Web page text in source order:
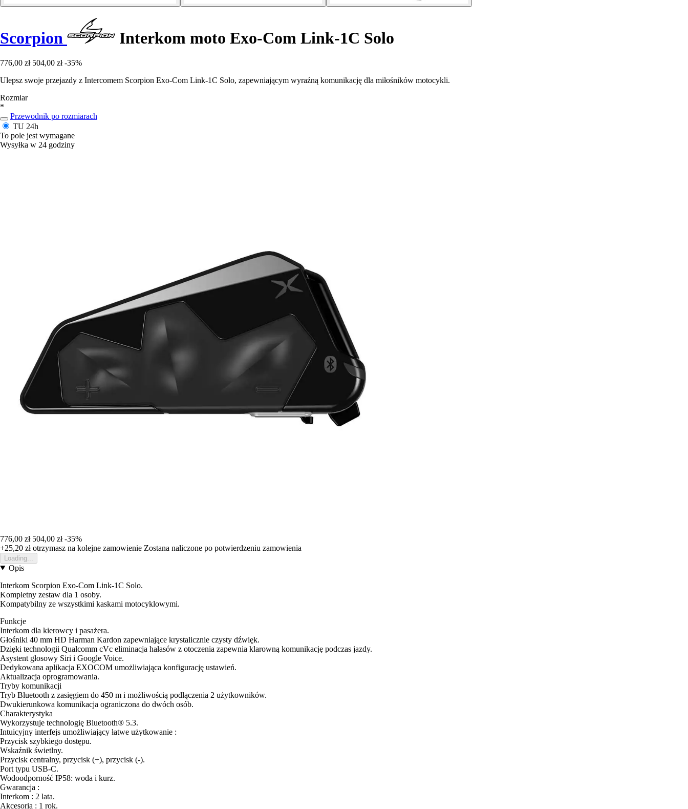
Scorpion Interkom moto Exo-Com Link-1C Solo
776,00 zł 504,00 zł -35%
Ulepsz swoje przejazdy z Intercomem Scorpion Exo-Com Link-1C Solo, zapewniającym wyraźną komunikację dla miłośników motocykli.
Rozmiar
*
Przewodnik po rozmiarach
TU 24h
To pole jest wymagane
Wysyłka w 24 godziny
776,00 zł 504,00 zł -35%
+25,20 złotrzymasz na kolejne zamowienie Zostana naliczone po potwierdzeniu zamowienia
Loading...
Opis
Interkom Scorpion Exo-Com Link-1C Solo.
Kompletny zestaw dla 1 osoby.
Kompatybilny ze wszystkimi kaskami motocyklowymi.
Funkcje
Interkom dla kierowcy i pasażera.
Głośniki 40 mm HD Harman Kardon zapewniające krystalicznie czysty dźwięk.
Dzięki technologii Qualcomm cVc eliminacja hałasów z otoczenia zapewnia klarowną komunikację podczas jazdy.
Asystent głosowy Siri i Google Voice.
Dedykowana aplikacja EXOCOM umożliwiająca konfigurację ustawień.
Aktualizacja oprogramowania.
Tryby komunikacji
Tryb Bluetooth z zasięgiem do 450 m i możliwością podłączenia 2 użytkowników.
Dwukierunkowa komunikacja ograniczona do dwóch osób.
Charakterystyka
Wykorzystuje technologię Bluetooth® 5.3.
Intuicyjny interfejs umożliwiający łatwe użytkowanie :
Przycisk szybkiego dostępu.
Wskaźnik świetlny.
Przycisk centralny, przycisk (+), przycisk (-).
Port typu USB-C.
Wodoodporność IP58: woda i kurz.
Gwarancja :
Interkom : 2 lata.
Akcesoria : 1 rok.